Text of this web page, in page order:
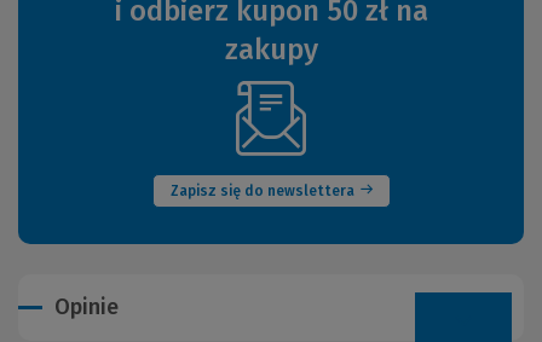
i odbierz kupon 50 zł na
zakupy
Zapisz się do newslettera
(Nowe
okno)
Opinie